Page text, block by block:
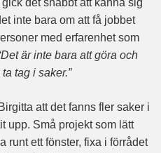
det snabbt att känna sig
inte bara om att få jobbet
med erfarenhet som
är inte bara att göra och
tag i saker.”
att det fanns fler saker i
upp. Små projekt som lätt
runt ett fönster, fixa i förrådet